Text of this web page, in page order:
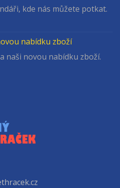
kde nás můžete potkat.
nabídku zboží
naši novou nabídku zboží.